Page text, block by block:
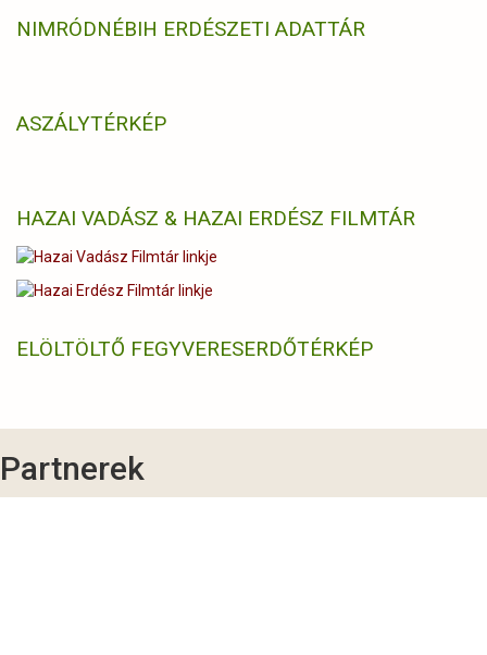
NIMRÓDNÉBIH ERDÉSZETI ADATTÁR
ASZÁLYTÉRKÉP
HAZAI VADÁSZ & HAZAI ERDÉSZ FILMTÁR
ELÖLTÖLTŐ FEGYVERESERDŐTÉRKÉP
Partnerek